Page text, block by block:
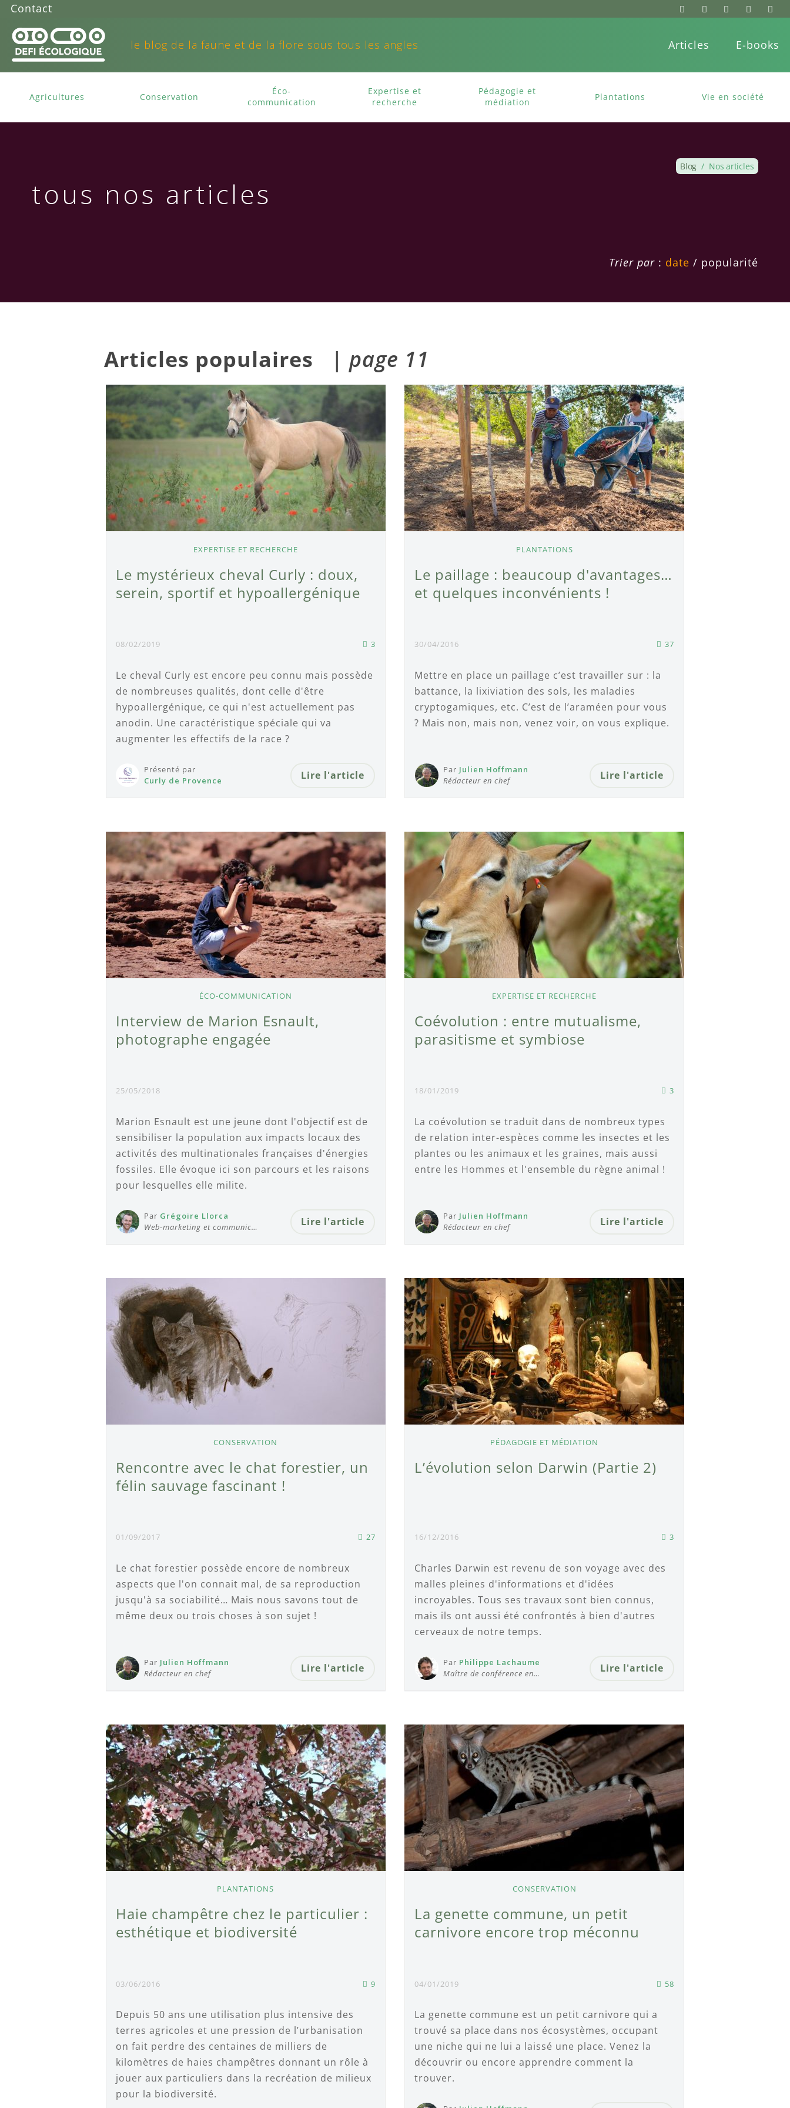
Contact
le blog de la faune et de la flore sous tous les angles Articles E-books
Agricultures Conservation
Éco-
communication
Expertise et
recherche
Pédagogie et
médiation
Plantations Vie en société
Blog / Nos articles
tous nos articles
Trier par : date / popularité
Articles populaires | page 11
EXPERTISE ET RECHERCHE
Le mystérieux cheval Curly : doux,
serein, sportif et hypoallergénique
08/02/2019 3
Le cheval Curly est encore peu connu mais possède
de nombreuses qualités, dont celle d'être
hypoallergénique, ce qui n'est actuellement pas
anodin. Une caractéristique spéciale qui va
augmenter les effectifs de la race ?
Présenté par
Curly de Provence
Lire l'article
PLANTATIONS
Le paillage : beaucoup d'avantages…
et quelques inconvénients !
30/04/2016 37
Mettre en place un paillage c’est travailler sur : la
battance, la lixiviation des sols, les maladies
cryptogamiques, etc. C’est de l’araméen pour vous
? Mais non, mais non, venez voir, on vous explique.
Par Julien Hoffmann
Rédacteur en chef
Lire l'article
ÉCO-COMMUNICATION
Interview de Marion Esnault,
photographe engagée
25/05/2018
Marion Esnault est une jeune dont l'objectif est de
sensibiliser la population aux impacts locaux des
activités des multinationales françaises d'énergies
fossiles. Elle évoque ici son parcours et les raisons
pour lesquelles elle milite.
Par Grégoire Llorca
Web-marketing et communic…
Lire l'article
EXPERTISE ET RECHERCHE
Coévolution : entre mutualisme,
parasitisme et symbiose
18/01/2019 3
La coévolution se traduit dans de nombreux types
de relation inter-espèces comme les insectes et les
plantes ou les animaux et les graines, mais aussi
entre les Hommes et l'ensemble du règne animal !
Par Julien Hoffmann
Rédacteur en chef
Lire l'article
CONSERVATION
Rencontre avec le chat forestier, un
félin sauvage fascinant !
01/09/2017 27
Le chat forestier possède encore de nombreux
aspects que l'on connait mal, de sa reproduction
jusqu'à sa sociabilité… Mais nous savons tout de
même deux ou trois choses à son sujet !
Par Julien Hoffmann
Rédacteur en chef
Lire l'article
PÉDAGOGIE ET MÉDIATION
L’évolution selon Darwin (Partie 2)
16/12/2016 3
Charles Darwin est revenu de son voyage avec des
malles pleines d'informations et d'idées
incroyables. Tous ses travaux sont bien connus,
mais ils ont aussi été confrontés à bien d'autres
cerveaux de notre temps.
Par Philippe Lachaume
Maître de conférence en…
Lire l'article
PLANTATIONS
Haie champêtre chez le particulier :
esthétique et biodiversité
03/06/2016 9
Depuis 50 ans une utilisation plus intensive des
terres agricoles et une pression de l’urbanisation
on fait perdre des centaines de milliers de
kilomètres de haies champêtres donnant un rôle à
jouer aux particuliers dans la recréation de milieux
pour la biodiversité.
CONSERVATION
La genette commune, un petit
carnivore encore trop méconnu
04/01/2019 58
La genette commune est un petit carnivore qui a
trouvé sa place dans nos écosystèmes, occupant
une niche qui ne lui a laissé une place. Venez la
découvrir ou encore apprendre comment la
trouver.